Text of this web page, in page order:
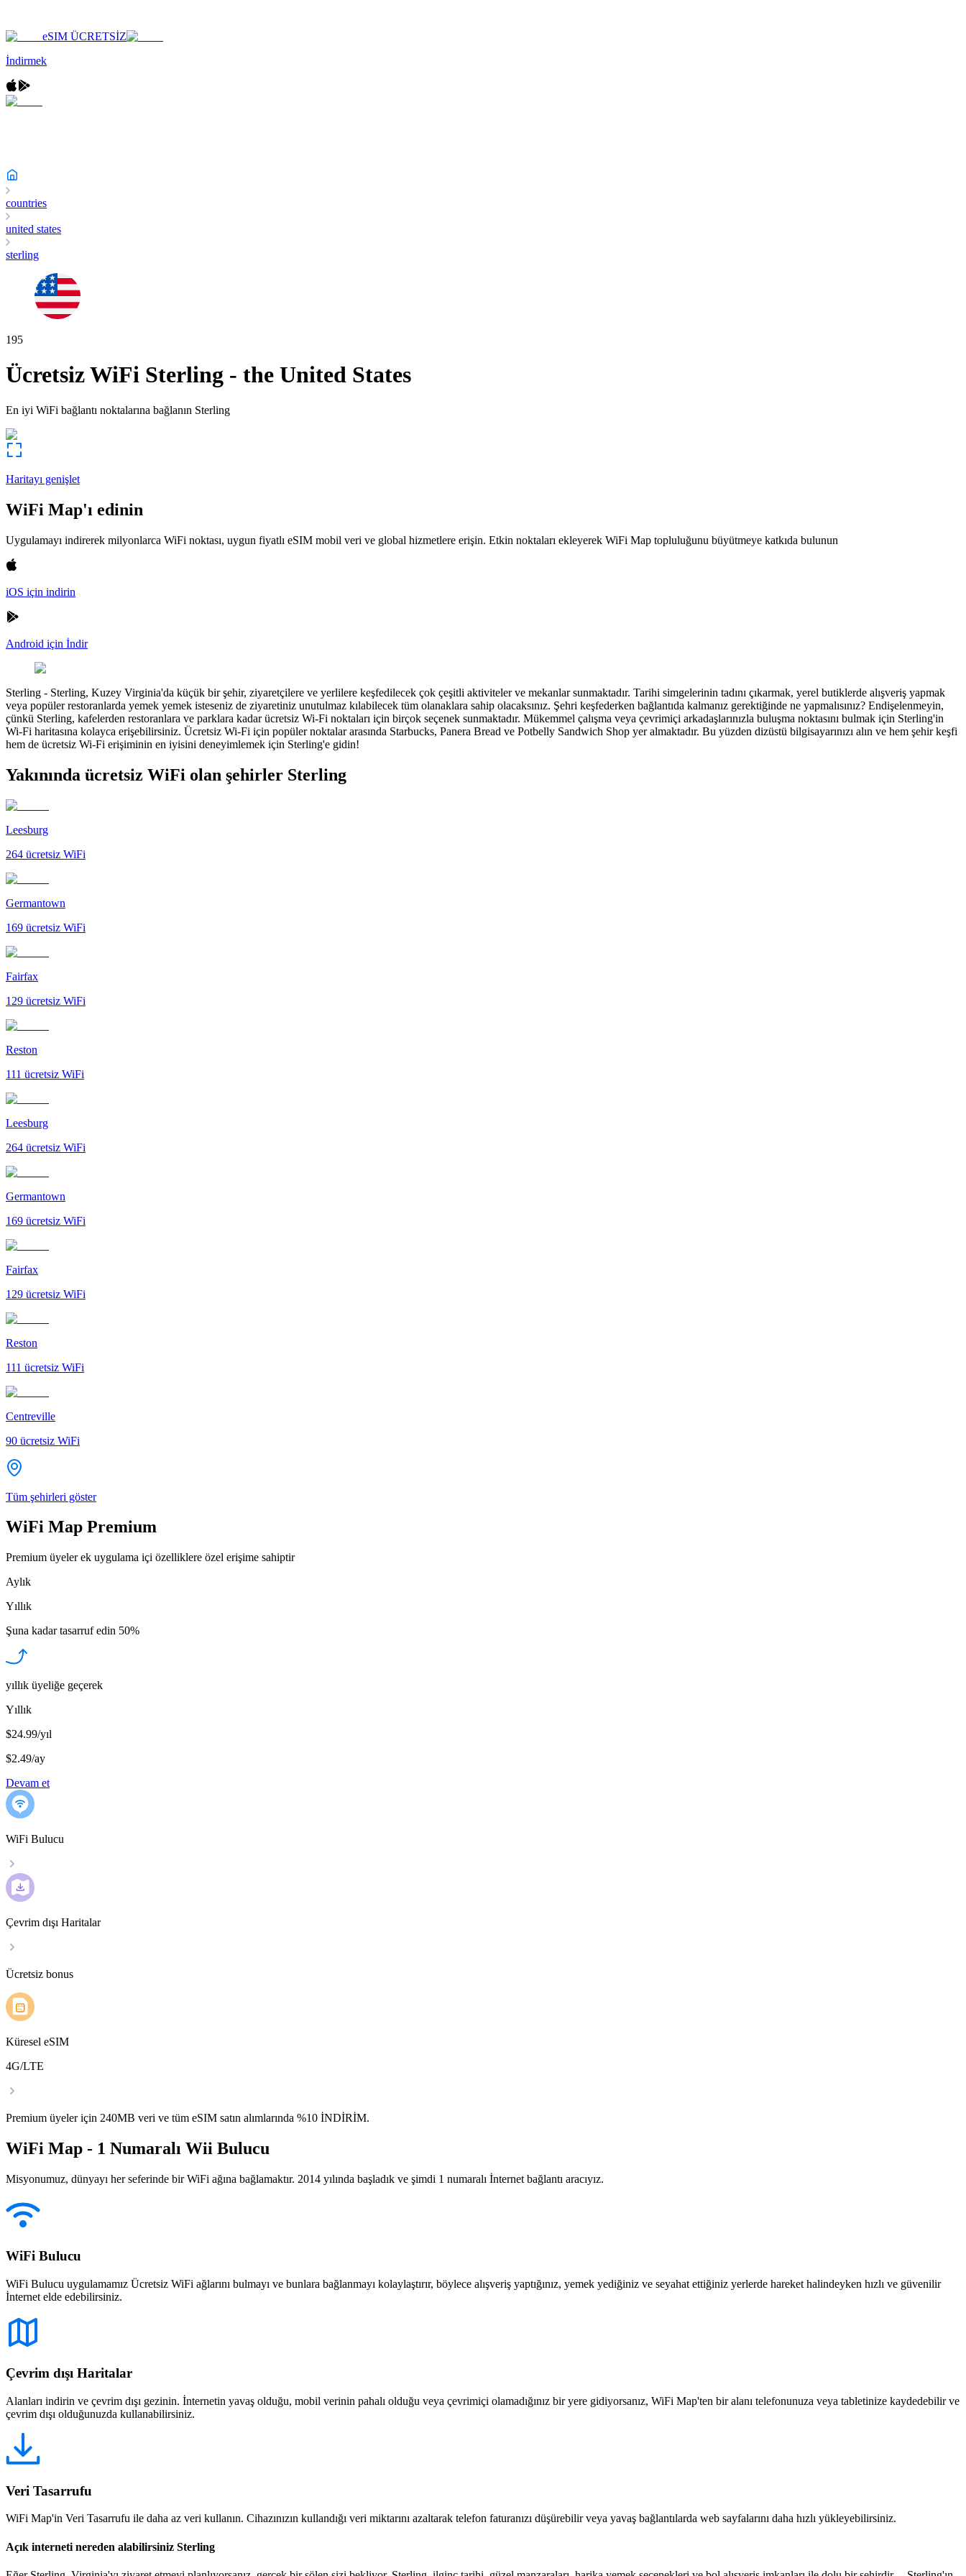
eSIM ÜCRETSİZ
İndirmek
countries
united states
sterling
195
Ücretsiz WiFi Sterling - the United States
En iyi WiFi bağlantı noktalarına bağlanın Sterling
Haritayı genişlet
WiFi Map'ı edinin
Uygulamayı indirerek milyonlarca WiFi noktası, uygun fiyatlı eSIM mobil veri ve global hizmetlere erişin. Etkin noktaları ekleyerek WiFi Map topluluğunu büyütmeye katkıda bulunun
iOS için indirin
Android için İndir
Sterling - Sterling, Kuzey Virginia'da küçük bir şehir, ziyaretçilere ve yerlilere keşfedilecek çok çeşitli aktiviteler ve mekanlar sunmaktadır. Tarihi simgelerinin tadını çıkarmak, yerel butiklerde alışveriş yapmak
veya popüler restoranlarda yemek yemek isteseniz de ziyaretiniz unutulmaz kılabilecek tüm olanaklara sahip olacaksınız. Şehri keşfederken bağlantıda kalmanız gerektiğinde ne yapmalısınız? Endişelenmeyin,
çünkü Sterling, kafelerden restoranlara ve parklara kadar ücretsiz Wi-Fi noktaları için birçok seçenek sunmaktadır. Mükemmel çalışma veya çevrimiçi arkadaşlarınızla buluşma noktasını bulmak için Sterling'in
Wi-Fi haritasına kolayca erişebilirsiniz. Ücretsiz Wi-Fi için popüler noktalar arasında Starbucks, Panera Bread ve Potbelly Sandwich Shop yer almaktadır. Bu yüzden dizüstü bilgisayarınızı alın ve hem şehir keşfi
hem de ücretsiz Wi-Fi erişiminin en iyisini deneyimlemek için Sterling'e gidin!
Yakınında ücretsiz WiFi olan şehirler Sterling
Leesburg
264 ücretsiz WiFi
Germantown
169 ücretsiz WiFi
Fairfax
129 ücretsiz WiFi
Reston
111 ücretsiz WiFi
Leesburg
264 ücretsiz WiFi
Germantown
169 ücretsiz WiFi
Fairfax
129 ücretsiz WiFi
Reston
111 ücretsiz WiFi
Centreville
90 ücretsiz WiFi
Tüm şehirleri göster
WiFi Map Premium
Premium üyeler ek uygulama içi özelliklere özel erişime sahiptir
Aylık
Yıllık
Şuna kadar tasarruf edin 50%
yıllık üyeliğe geçerek
Yıllık
$24.99/yıl
$2.49/ay
Devam et
WiFi Bulucu
Çevrim dışı Haritalar
Ücretsiz bonus
Küresel eSIM
4G/LTE
Premium üyeler için 240MB veri ve tüm eSIM satın alımlarında %10 İNDİRİM.
WiFi Map - 1 Numaralı Wii Bulucu
Misyonumuz, dünyayı her seferinde bir WiFi ağına bağlamaktır. 2014 yılında başladık ve şimdi 1 numaralı İnternet bağlantı aracıyız.
WiFi Bulucu
WiFi Bulucu uygulamamız Ücretsiz WiFi ağlarını bulmayı ve bunlara bağlanmayı kolaylaştırır, böylece alışveriş yaptığınız, yemek yediğiniz ve seyahat ettiğiniz yerlerde hareket halindeyken hızlı ve güvenilir
İnternet elde edebilirsiniz.
Çevrim dışı Haritalar
Alanları indirin ve çevrim dışı gezinin. İnternetin yavaş olduğu, mobil verinin pahalı olduğu veya çevrimiçi olamadığınız bir yere gidiyorsanız, WiFi Map'ten bir alanı telefonunuza veya tabletinize kaydedebilir ve
çevrim dışı olduğunuzda kullanabilirsiniz.
Veri Tasarrufu
WiFi Map'in Veri Tasarrufu ile daha az veri kullanın. Cihazınızın kullandığı veri miktarını azaltarak telefon faturanızı düşürebilir veya yavaş bağlantılarda web sayfalarını daha hızlı yükleyebilirsiniz.
Açık interneti nereden alabilirsiniz Sterling